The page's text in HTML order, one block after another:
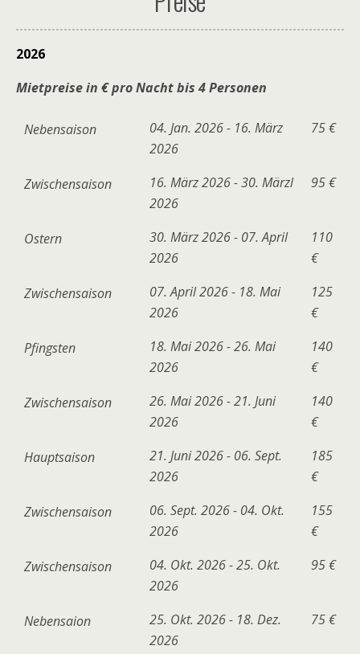
2026
Mietpreise in € pro Nacht bis 4 Personen
Nebensaison
04. Jan. 2026 - 16. März
2026
75 €
Zwischensaison
16. März 2026 - 30. Märzl
2026
95 €
Ostern
30. März 2026 - 07. April
2026
110
€
Zwischensaison
07. April 2026 - 18. Mai
2026
125
€
Pfingsten
18. Mai 2026 - 26. Mai
2026
140
€
Zwischensaison
26. Mai 2026 - 21. Juni
2026
140
€
Hauptsaison
21. Juni 2026 - 06. Sept.
2026
185
€
Zwischensaison
06. Sept. 2026 - 04. Okt.
2026
155
€
Zwischensaison
04. Okt. 2026 - 25. Okt.
2026
95 €
Nebensaion
25. Okt. 2026 - 18. Dez.
2026
75 €